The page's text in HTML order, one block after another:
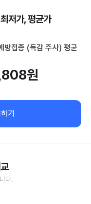
저가, 평균가
방접종 (독감 주사) 평균
원
기
다.